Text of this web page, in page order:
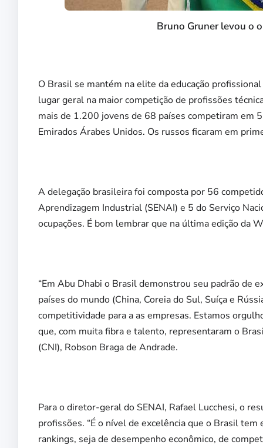
Bruno Gruner levou o
O Brasil se mantém na elite da educação
lugar geral na maior competição de profissões
mais de 1.200 jovens de 68 países competiram em
Emirados Árabes Unidos. Os russos ficaram em
A delegação brasileira foi composta por 56
Aprendizagem Industrial (SENAI) e 5 do Serviço
ocupações. É bom lembrar que na última edição da
“Em Abu Dhabi o Brasil demonstrou seu padrão de
países do mundo (China, Coreia do Sul, Suíça e
competitividade para a as empresas. Estamos
que, com muita fibra e talento, representaram o
(CNI), Robson Braga de Andrade.
Para o diretor-geral do SENAI, Rafael Lucchesi, o
profissões. “É o nível de excelência que o Brasil
rankings, seja de desempenho econômico, de